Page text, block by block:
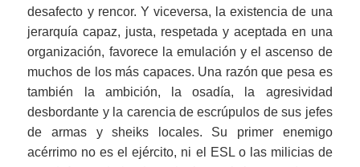
desafecto y rencor. Y viceversa, la existencia de una
jerarquía capaz, justa, respetada y aceptada en una
organización, favorece la emulación y el ascenso de
muchos de los más capaces. Una razón que pesa es
también la ambición, la osadía, la agresividad
desbordante y la carencia de escrúpulos de sus jefes
de armas y sheiks locales. Su primer enemigo
acérrimo no es el ejército, ni el ESL o las milicias de